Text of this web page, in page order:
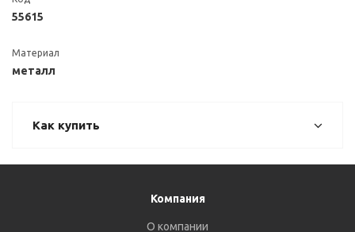
55615
Материал
металл
Как купить
Компания
О компании